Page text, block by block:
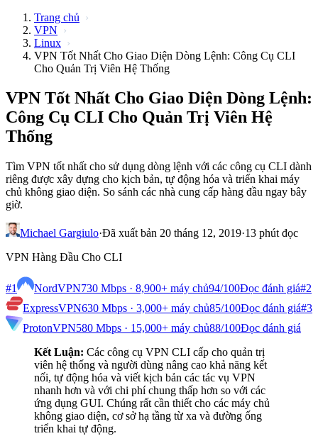
Trang chủ
VPN
Linux
VPN Tốt Nhất Cho Giao Diện Dòng Lệnh: Công Cụ CLI
Cho Quản Trị Viên Hệ Thống
VPN Tốt Nhất Cho Giao Diện Dòng Lệnh:
Công Cụ CLI Cho Quản Trị Viên Hệ
Thống
Tìm VPN tốt nhất cho sử dụng dòng lệnh với các công cụ CLI dành
riêng được xây dựng cho kịch bản, tự động hóa và triển khai máy
chủ không giao diện. So sánh các nhà cung cấp hàng đầu ngay bây
giờ.
Michael Gargiulo·Đã xuất bản 20 tháng 12, 2019·13 phút đọc
VPN Hàng Đầu Cho CLI
#1 NordVPN730 Mbps · 8,900+ máy chủ94/100Đọc đánh giá#2
ExpressVPN630 Mbps · 3,000+ máy chủ85/100Đọc đánh giá#3
ProtonVPN580 Mbps · 15,000+ máy chủ88/100Đọc đánh giá
Kết Luận: Các công cụ VPN CLI cấp cho quản trị
viên hệ thống và người dùng nâng cao khả năng kết
nối, tự động hóa và viết kịch bản các tác vụ VPN
nhanh hơn và với chi phí chung thấp hơn so với các
ứng dụng GUI. Chúng rất cần thiết cho các máy chủ
không giao diện, cơ sở hạ tầng từ xa và đường ống
triển khai tự động.